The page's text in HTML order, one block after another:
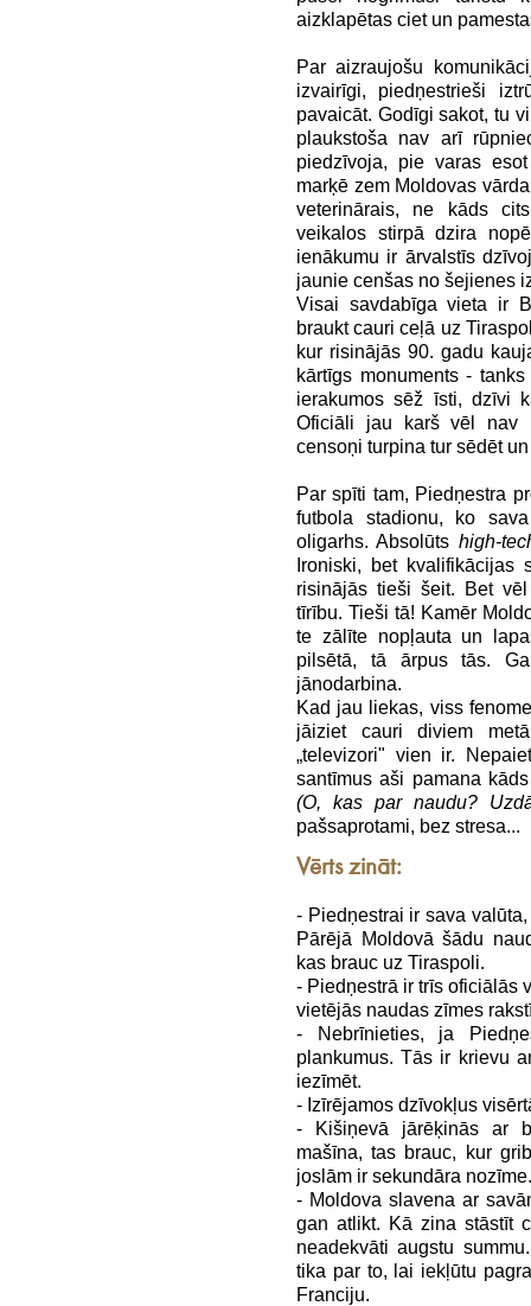
aizklapētas ciet un
Par aizraujošu
izvairīgi, piedņestrieši
pavaicāt. Godīgi sakot, tu
plaukstoša nav arī
piedzīvoja, pie varas
marķē zem Moldovas
veterinārais, ne kāds
veikalos stirpā dzira
ienākumu ir ārvalstīs
jaunie cenšas no šejienes
Visai savdabīga vieta ir
braukt cauri ceļā uz
kur risinājās 90. gadu
kārtīgs monuments -
ierakumos sēž īsti, dzīvi
Oficiāli jau karš vēl nav
censoņi turpina tur sēdēt
Par spīti tam, Piedņestra
futbola stadionu, ko
oligarhs. Absolūts high-
Ironiski, bet kvalifikācijas
risinājās tieši šeit. Bet
tīrību. Tieši tā! Kamēr
te zālīte nopļauta un
pilsētā, tā ārpus tās.
jānodarbina.
Kad jau liekas, viss
jāiziet cauri diviem
„televizori" vien ir.
santīmus aši pamana
(O, kas par naudu?
pašsaprotami, bez stresa...
Vērts zināt:
- Piedņestrai ir sava
Pārējā Moldovā šādu
kas brauc uz Tiraspoli.
- Piedņestrā ir trīs oficiālās
vietējās naudas zīmes
- Nebrīnieties, ja
plankumus. Tās ir krievu
iezīmēt.
- Izīrējamos dzīvokļus
- Kišiņevā jārēķinās ar
mašīna, tas brauc, kur
joslām ir sekundāra
- Moldova slavena ar
gan atlikt. Kā zina stāstīt
neadekvāti augstu
tika par to, lai iekļūtu
Franciju.